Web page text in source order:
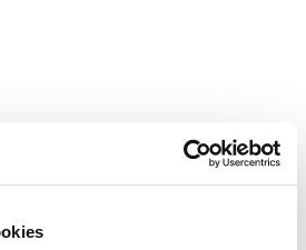
Thule на автомобили с